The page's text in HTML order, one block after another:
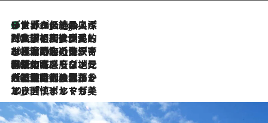
7 Hours Ago
リスボンの絶品スイーツ「パステル・デ・ナタ」とは？ポルトガル伝統の奥深い世界へ
2026.7.27
「私の祖国はポルトガル語です」国民的詩人フェルナンド・ペソアと、彼が愛した文学の街を歩く
2026.7.26
ポルトガル近海が育む極上の海の幸。キリリと冷えた白ワインと愉しむ、シーフード専門店の贅沢
2026.7.22
伝統の味をモダンに昇華。高感度な地元客が集う、リスボンの最旬ガストロノミー
2026.7.21
大航海時代の栄華から、震災、独裁、そして革命へ。ポルトガル・首都リスボンの石畳に刻まれた「歴史の光と影」
2026.7.13
エッセイ・ヤマザキマリ「慎ましくも美しき国 ポルトガル」